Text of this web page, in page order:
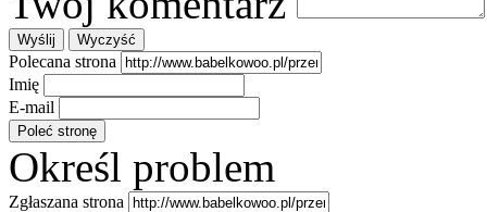
Polecana strona
Imię
E-mail
Określ problem
Zgłaszana strona